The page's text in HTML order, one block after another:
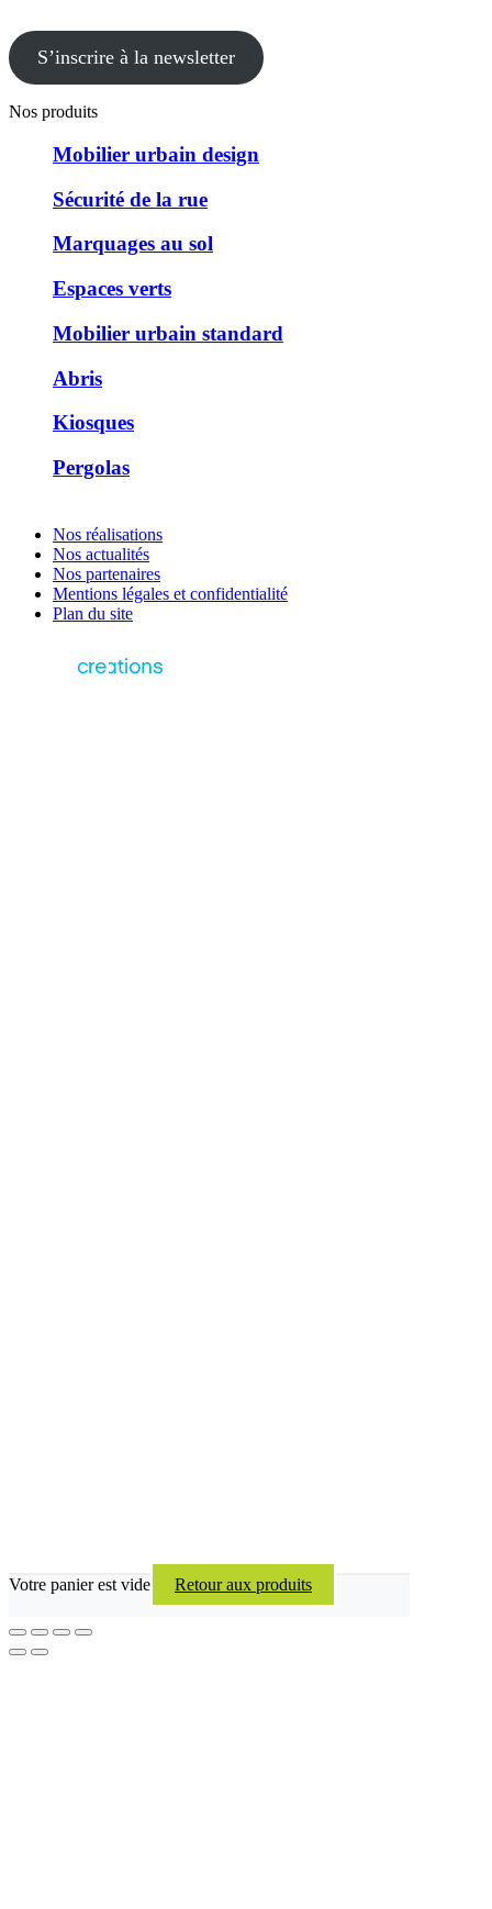
S’inscrire à la newsletter
Nos produits
Mobilier urbain design
Sécurité de la rue
Marquages au sol
Espaces verts
Mobilier urbain standard
Abris
Kiosques
Pergolas
Nos réalisations
Nos actualités
Nos partenaires
Mentions légales et confidentialité
Plan du site
Votre panier est vide Retour aux produits